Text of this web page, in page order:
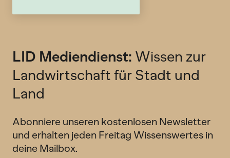
LID Mediendienst: Wissen zur
Landwirtschaft für Stadt und
Land
Abonniere unseren kostenlosen Newsletter
und erhalten jeden Freitag Wissenswertes in
deine Mailbox.